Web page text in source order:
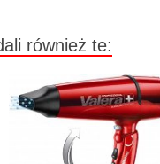
również te: